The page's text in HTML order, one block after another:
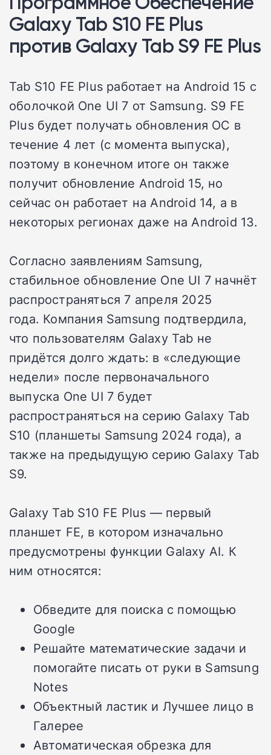
Galaxy Tab S10 FE Plus
против Galaxy Tab S9 FE Plus
Tab S10 FE Plus работает на Android 15 с
оболочкой One UI 7 от Samsung. S9 FE
Plus будет получать обновления ОС в
течение 4 лет (с момента выпуска),
поэтому в конечном итоге он также
получит обновление Android 15, но
сейчас он работает на Android 14, а в
некоторых регионах даже на Android 13.
Согласно заявлениям Samsung,
стабильное обновление One UI 7 начнёт
распространяться 7 апреля 2025
года. Компания Samsung подтвердила,
что пользователям Galaxy Tab не
придётся долго ждать: в «следующие
недели» после первоначального
выпуска One UI 7 будет
распространяться на серию Galaxy Tab
S10 (планшеты Samsung 2024 года), а
также на предыдущую серию Galaxy Tab
S9.
Galaxy Tab S10 FE Plus — первый
планшет FE, в котором изначально
предусмотрены функции Galaxy AI. К
ним относятся:
Обведите для поиска с помощью
Google
Решайте математические задачи и
помогайте писать от руки в Samsung
Notes
Объектный ластик и Лучшее лицо в
Галерее
Автоматическая обрезка для